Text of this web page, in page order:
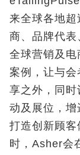
来全球各地
商、品牌代
全球营销及
案例，让与
享之外，同
动及展位，增
打造创新顾
时，Asher会